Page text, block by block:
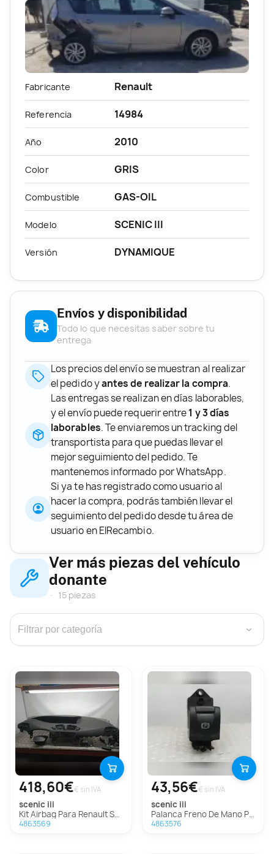
Fabricante Renault
Referencia 14984
Año 2010
Color GRIS
Combustible GAS-OIL
Modelo SCENIC III
Versión DYNAMIQUE
Envíos y disponibilidad
Todo lo que necesitas saber sobre tu
entrega
Los precios del envío se muestran al realizar
el pedido yantes de realizar la compra.
Las entregas se realizan en días laborables,
y el envío puede requerir entre1 y 3 días
laborables. Te enviaremos un tracking del
transportista para que puedas llevar el
mejor seguimiento del pedido. Te
mantenemos informado por WhatsApp.
Si ya te has registrado como usuario al
hacer la compra, podrás también llevar el
seguimiento del pedido desde tu área de
usuario en ElRecambio.
Ver más piezas del vehículo
donante
15 piezas
›
418,60€€ sin IVA
scenic iii
Kit Airbag Para Renault Scenic Iii
4863569
43,56€€ sin IVA
scenic iii
Palanca Freno De Mano Para Renault Scenic Iii
4863576